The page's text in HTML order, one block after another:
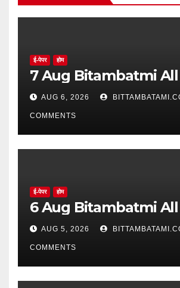
ई-पेपर होम
7 Aug Bitambatmi
AUG 6, 2026
COMMENTS
ई-पेपर होम
6 Aug Bitambatmi
AUG 5, 2026
COMMENTS